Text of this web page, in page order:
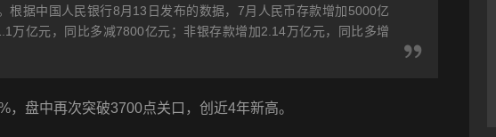
根据中国人民银行8月13日发布的数据，7月人民币存款增加5000亿
万亿元，同比多减7800亿元；非银存款增加2.14万亿元，同比多增
盘中再次突破3700点关口，创近4年新高。